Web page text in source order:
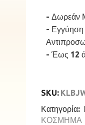
No.16
- Δωρεάν
- Εγγύηση
- Έως 12
SKU:
Κατηγορία:
ΚΟΣΜΗΜΑ